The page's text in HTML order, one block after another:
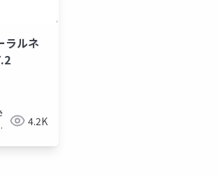
ラルネ
4.2K